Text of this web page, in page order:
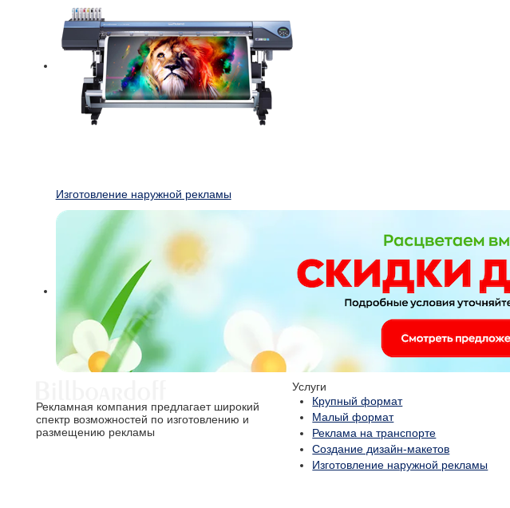
Изготовление наружной рекламы
Рекламная компания предлагает широкий
спектр возможностей по изготовлению и
размещению рекламы
Услуги
Крупный формат
Малый формат
Реклама на транспорте
Создание дизайн-макетов
Изготовление наружной рекламы